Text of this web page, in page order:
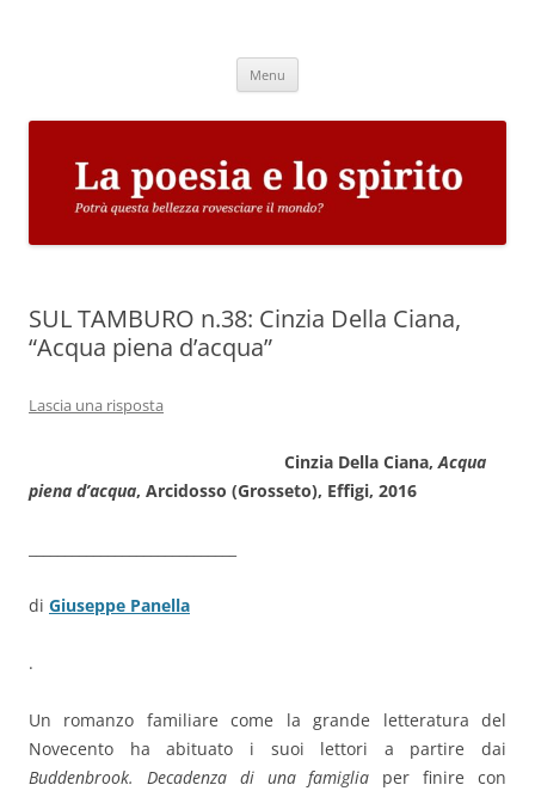
Menu
SUL TAMBURO n.38: Cinzia Della Ciana,
“Acqua piena d’acqua”
Lascia una risposta
Cinzia Della Ciana,Acqua
piena d’acqua, Arcidosso (Grosseto), Effigi, 2016
di Giuseppe Panella
.
Un romanzo familiare come la grande letteratura del
Novecento ha abituato i suoi lettori a partire dai
Buddenbrook. Decadenza di una famiglia per finire con